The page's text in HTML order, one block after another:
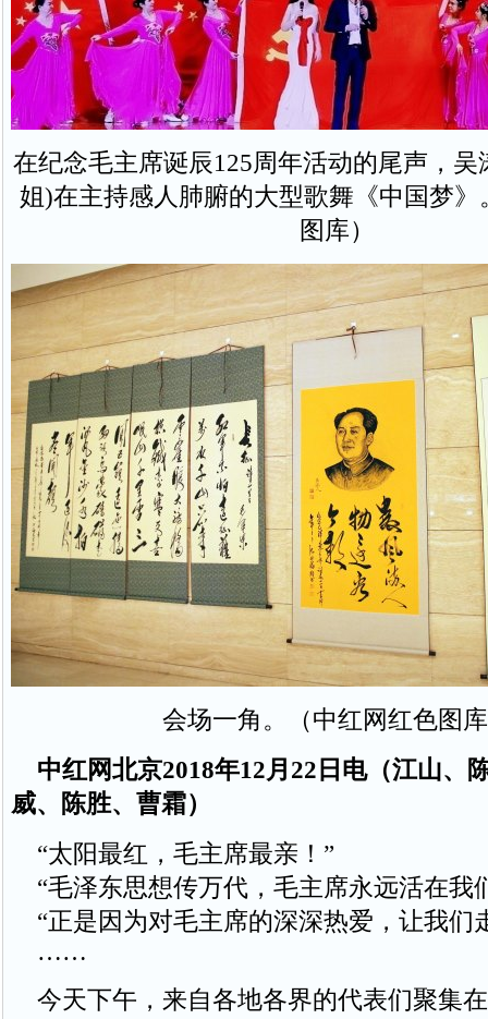
在纪念毛主席诞辰125周年活动的尾声，吴
姐)在主持感人肺腑的大型歌舞《中国梦》
图库）
会场一角。（中红网红色图
中红网北京2018年12月22日电（江山、
威、陈胜、曹霜）
“太阳最红，毛主席最亲！”
“毛泽东思想传万代，毛主席永远活在我
“正是因为对毛主席的深深热爱，让我们
……
今天下午，来自各地各界的代表们聚集